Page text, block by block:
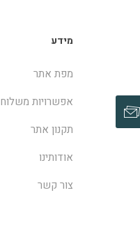
מידע
מפת אתר
אפשרויות משלוח
תקנון אתר
אודותינו
צור קשר